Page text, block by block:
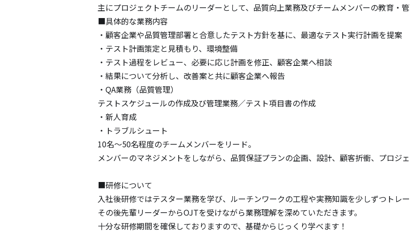
主にプロジェクトチームのリーダーとして、品質向上業務及びチームメンバーの教育・管
■具体的な業務内容
・顧客企業や品質管理部署と合意したテスト方針を基に、最適なテスト実行計画を提案
・テスト計画策定と見積もり、環境整備
・テスト過程をレビュー、必要に応じ計画を修正、顧客企業へ相談
・結果について分析し、改善案と共に顧客企業へ報告
・QA業務（品質管理）
テストスケジュールの作成及び管理業務／テスト項目書の作成
・新人育成
・トラブルシュート
10名～50名程度のチームメンバーをリード。
メンバーのマネジメントをしながら、品質保証プランの企画、設計、顧客折衝、プロジ
■研修について
入社後研修ではテスター業務を学び、ルーチンワークの工程や実務知識を少しずつトレー
その後先輩リーダーからOJTを受けながら業務理解を深めていただきます。
十分な研修期間を確保しておりますので、基礎からじっくり学べます！